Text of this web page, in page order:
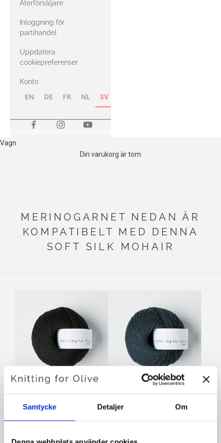
Samtycke Detaljer Om
med Heavy
Merino
Återförsäljare
Inloggning för
partihandel
Uppdatera
cookiepreferenser
Konto
EN DE FR NL SV
Vagn
Din varukorg är tom
MERINOGARNET NEDAN ÄR
KOMPATIBELT MED DENNA
SOFT SILK MOHAIR
KNITTING FOR OLIVE
MERINO - LICORICE
KNITTING FOR OLIVE
MERINO - DEEP